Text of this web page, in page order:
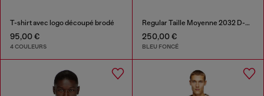
T-shirt avec logo découpé brodé
95,00 €
4 COULEURS
Regular Taille Moyenne 2032 D-Krooley-BW Joggjeans®
250,00 €
BLEU FONCÉ